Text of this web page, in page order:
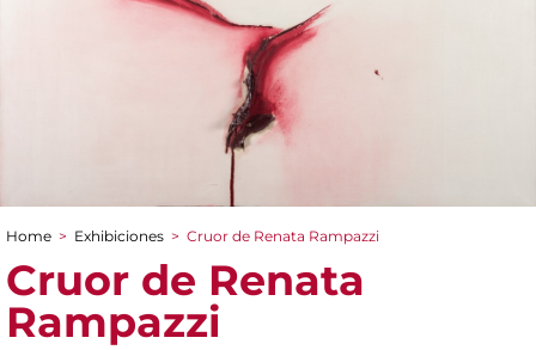
You are here
Home > Exhibiciones > Cruor de Renata Rampazzi
Cruor de Renata
Rampazzi